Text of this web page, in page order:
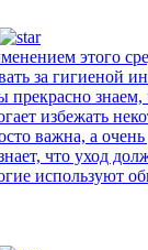
этого
за гигиеной
знаем,
избежать
важна, а
что уход
используют